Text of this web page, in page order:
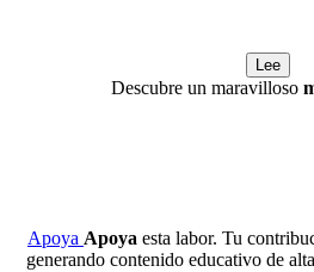
Lee
Descubre un maravilloso
Apoya Apoya esta labor. Tu
generando contenido educativo de